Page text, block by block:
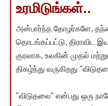
உரமிடுங்கள்..
அன்பார்ந்த தோழர்களே,
தொடங்கப்பட்டு, திராவிட
குரலாக, உலகின் முதல்
திகழ்ந்து வருகிறது
"விடுதலை" என்பது ஒரு